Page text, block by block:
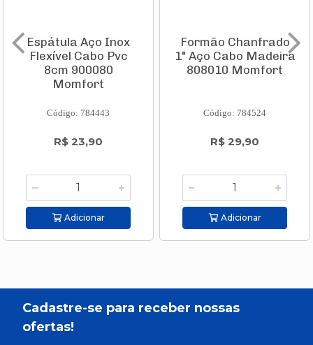
Espátula Aço Inox
Flexível Cabo Pvc
8cm 900080
Momfort
Código: 784443
R$ 23,90
Adicionar
Formão Chanfrado
1" Aço Cabo Madeira
808010 Momfort
Código: 784524
R$ 29,90
Adicionar
Cadastre-se para receber nossas
ofertas!